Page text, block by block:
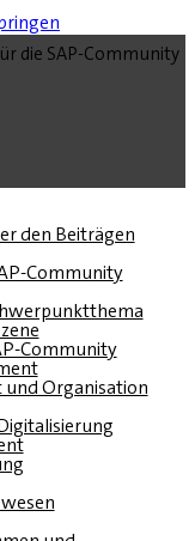
die SAP-Community
den Beiträgen
Community
Community
Organisation